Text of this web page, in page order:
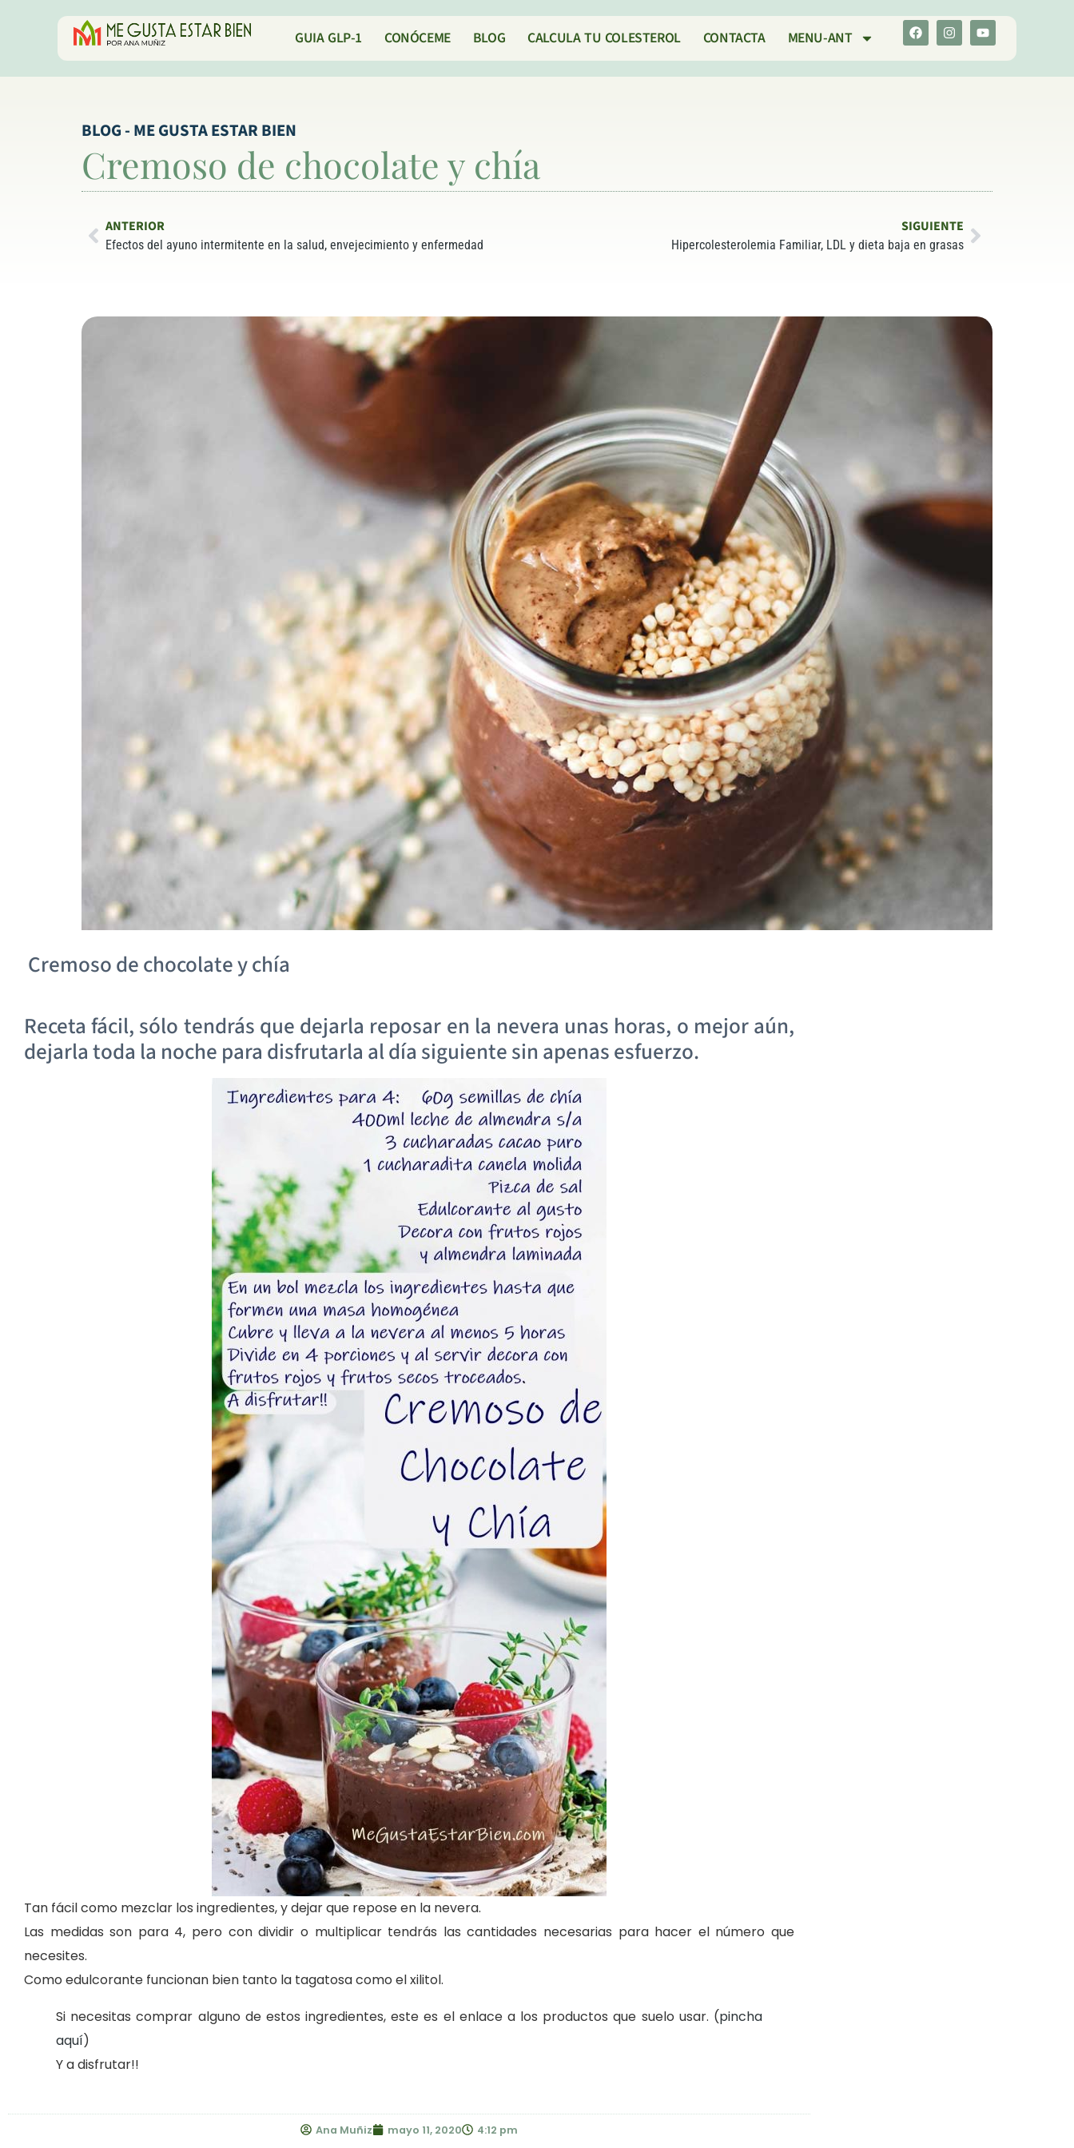
GUIA GLP-1 CONÓCEME BLOG CALCULA TU COLESTEROL CONTACTA MENU-ANT
BLOG - ME GUSTA ESTAR BIEN
Cremoso de chocolate y chía
ANTERIOR
Efectos del ayuno intermitente en la salud, envejecimiento y enfermedad
SIGUIENTE
Hipercolesterolemia Familiar, LDL y dieta baja en grasas
Cremoso de chocolate y chía
Receta fácil, sólo tendrás que dejarla reposar en la nevera unas horas, o mejor aún,
dejarla toda la noche para disfrutarla al día siguiente sin apenas esfuerzo.
Tan fácil como mezclar los ingredientes, y dejar que repose en la nevera.
Las medidas son para 4, pero con dividir o multiplicar tendrás las cantidades necesarias para hacer el número que
necesites.
Como edulcorante funcionan bien tanto la tagatosa como el xilitol.
Si necesitas comprar alguno de estos ingredientes, este es el enlace a los productos que suelo usar. (pincha
aquí)
Y a disfrutar!!
Ana Muñiz mayo 11, 2020 4:12 pm